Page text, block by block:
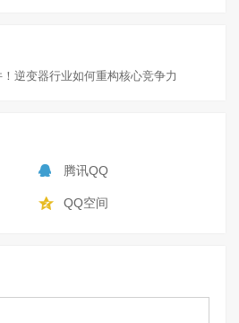
逆变器行业如何重构核心竞争力
腾讯QQ
QQ空间